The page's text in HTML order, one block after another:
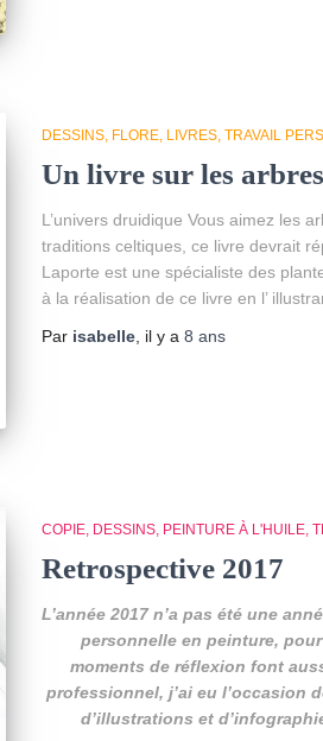
DESSINS FLORE LIVRES TRAVAIL
Un livre sur les
L’univers druidique Vous aimez les
traditions celtiques, ce livre devrait
Laporte est une spécialiste des
à la réalisation de ce livre en l’
Par isabelle, il y a 8 ans
COPIE DESSINS PEINTURE À L'HUILE
Retrospective 2017
L’année 2017 n’a pas été une
personnelle en peinture,
moments de réflexion font
professionnel, j’ai eu l’occasion
d’illustrations et